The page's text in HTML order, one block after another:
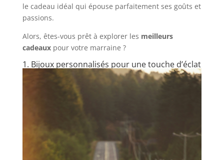
le cadeau idéal qui épouse parfaitement ses goûts et
passions.
Alors, êtes-vous prêt à explorer les meilleurs
cadeauxpour votre marraine ?
1. Bijoux personnalisés pour une touche d’éclat